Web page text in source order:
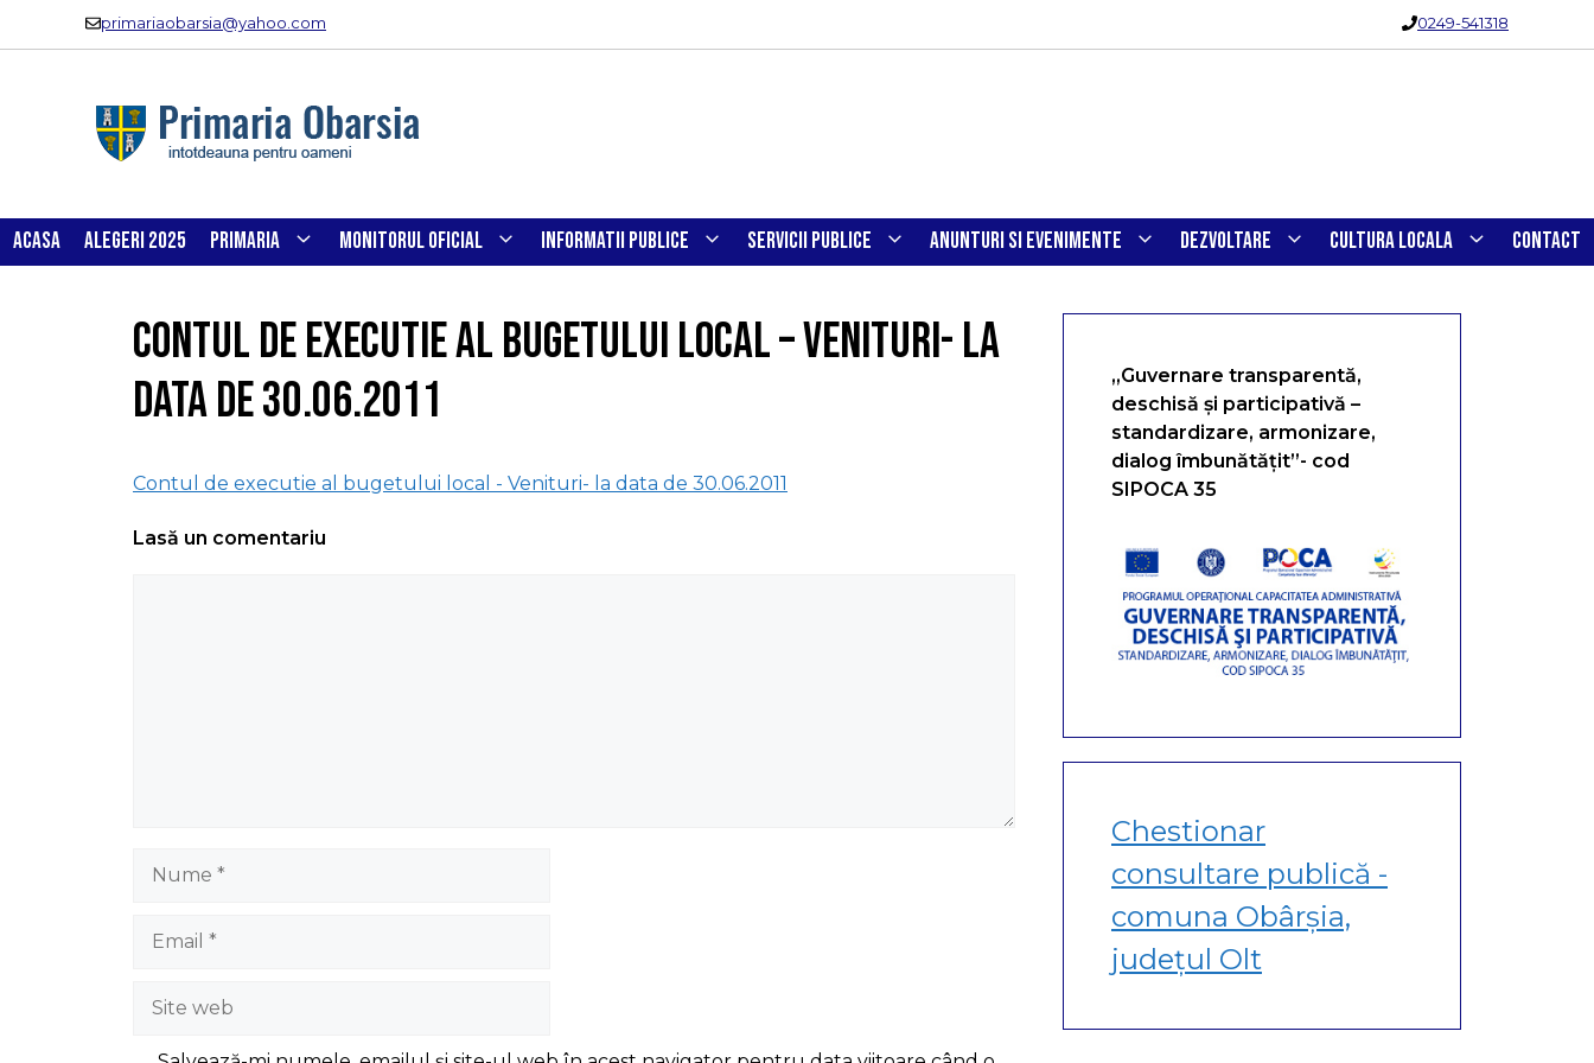
0249-541318
primariaobarsia@yahoo.com
ACASA ALEGERI 2025 PRIMARIA MONITORUL OFICIAL INFORMATII PUBLICE SERVICII PUBLICE ANUNTURI SI EVENIMENTE DEZVOLTARE CULTURA LOCALA CONTACT
Contul de executie al bugetului local – Venituri- la
data de 30.06.2011
Contul de executie al bugetului local - Venituri- la data de 30.06.2011
Lasă un comentariu
Site
web
„Guvernare transparentă,
deschisă și participativă –
standardizare, armonizare,
dialog îmbunătățit”- cod
SIPOCA 35
Chestionar
consultare publică -
comuna Obârșia,
județul Olt